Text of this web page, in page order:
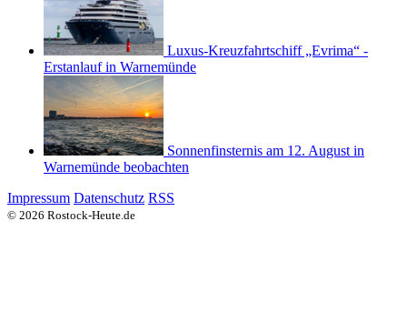
Luxus-Kreuzfahrtschiff „Evrima“ -
Erstanlauf in Warnemünde
Sonnenfinsternis am 12. August in
Warnemünde beobachten
Impressum Datenschutz RSS
© 2026 Rostock-Heute.de